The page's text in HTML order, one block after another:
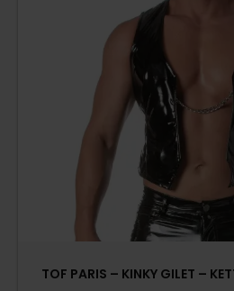
TOF PARIS – KINKY GILET –